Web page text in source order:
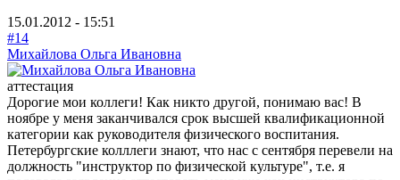
15.01.2012 - 15:51
#14
Михайлова Ольга Ивановна
аттестация
Дорогие мои коллеги! Как никто другой, понимаю вас! В
ноябре у меня заканчивался срок высшей квалификационной
категории как руководителя физического воспитания.
Петербургские колллеги знают, что нас с сентября перевели на
должность "инструктор по физической культуре", т.е. я